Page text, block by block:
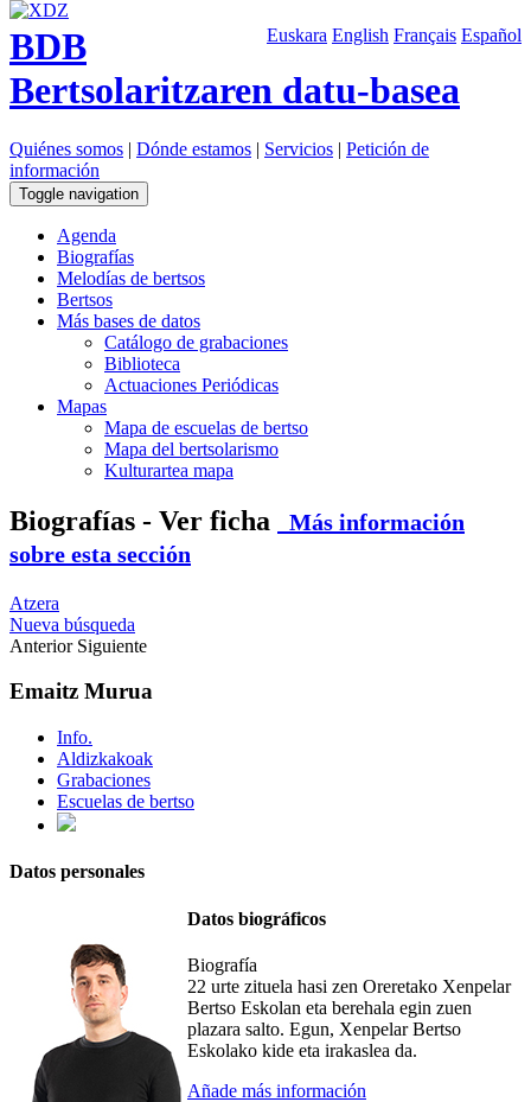
Euskara English Français Español
BDB
Bertsolaritzaren datu-basea
Quiénes somos | Dónde estamos | Servicios | Petición de
información
Toggle navigation
Agenda
Biografías
Melodías de bertsos
Bertsos
Más bases de datos
Catálogo de grabaciones
Biblioteca
Actuaciones Periódicas
Mapas
Mapa de escuelas de bertso
Mapa del bertsolarismo
Kulturartea mapa
Biografías - Ver ficha
Más información
sobre esta sección
Atzera
Nueva búsqueda
Anterior Siguiente
Emaitz Murua
Info.
Aldizkakoak
Grabaciones
Escuelas de bertso
Datos personales
Datos biográficos
Biografía
22 urte zituela hasi zen Oreretako Xenpelar
Bertso Eskolan eta berehala egin zuen
plazara salto. Egun, Xenpelar Bertso
Eskolako kide eta irakaslea da.
Añade más información